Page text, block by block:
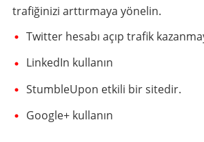
trafiğinizi arttırmaya yönelin.
Twitter hesabı açıp trafik
LinkedIn kullanın
StumbleUpon etkili bir sitedir.
Google+ kullanın